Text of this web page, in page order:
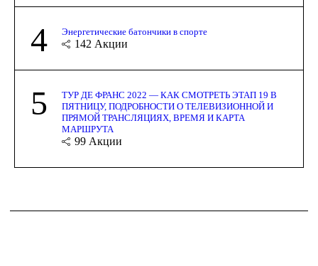
4 Энергетические батончики в спорте
142 Акции
5
ТУР ДЕ ФРАНС 2022 — КАК СМОТРЕТЬ ЭТАП 19 В
ПЯТНИЦУ, ПОДРОБНОСТИ О ТЕЛЕВИЗИОННОЙ И
ПРЯМОЙ ТРАНСЛЯЦИЯХ, ВРЕМЯ И КАРТА
МАРШРУТА
99 Акции